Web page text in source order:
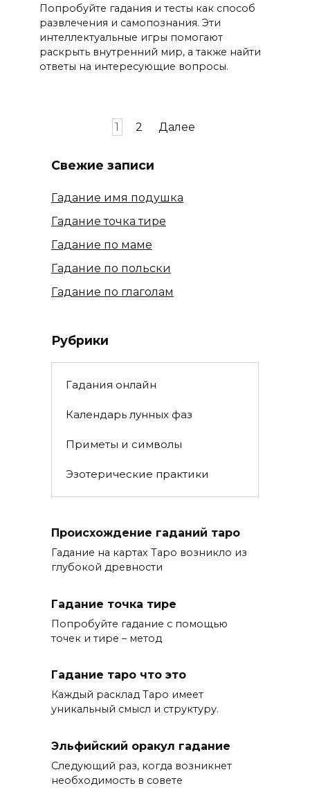
Попробуйте гадания и тесты как способ
развлечения и самопознания. Эти
интеллектуальные игры помогают
раскрыть внутренний мир, а также найти
ответы на интересующие вопросы.
1 2 Далее
Свежие записи
Гадание имя подушка
Гадание точка тире
Гадание по маме
Гадание по польски
Гадание по глаголам
Рубрики
Гадания онлайн
Календарь лунных фаз
Приметы и символы
Эзотерические практики
Происхождение гаданий таро
Гадание на картах Таро возникло из
глубокой древности
Гадание точка тире
Попробуйте гадание с помощью
точек и тире – метод
Гадание таро что это
Каждый расклад Таро имеет
уникальный смысл и структуру.
Эльфийский оракул гадание
Следующий раз, когда возникнет
необходимость в совете